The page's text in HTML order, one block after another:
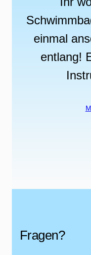
einmal
entlang!
Fragen?